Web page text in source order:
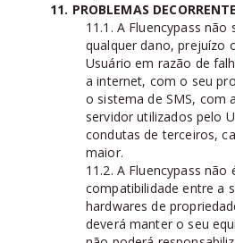
11. PROBLEMAS
11.1. A Fluencypass
qualquer dano, prejuízo
Usuário em razão de
a internet, com o seu
o sistema de SMS, com
servidor utilizados pelo
condutas de terceiros,
maior.
11.2. A Fluencypass não
compatibilidade entre a
hardwares de
deverá manter o seu